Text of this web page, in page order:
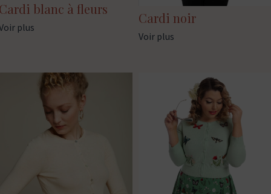
blanc à fleurs
plus
Cardi noir
Voir plus